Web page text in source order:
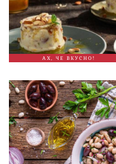
АХ, ЧЕ ВКУСНО!